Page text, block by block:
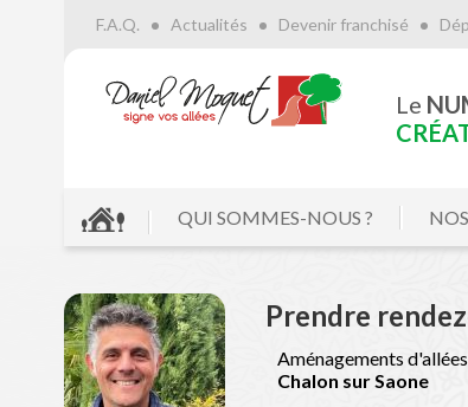
F.A.Q. Actualités Devenir franchisé
Le
QUI SOMMES-NOUS ?
Prendre
Aménagements
Chalon sur Saone